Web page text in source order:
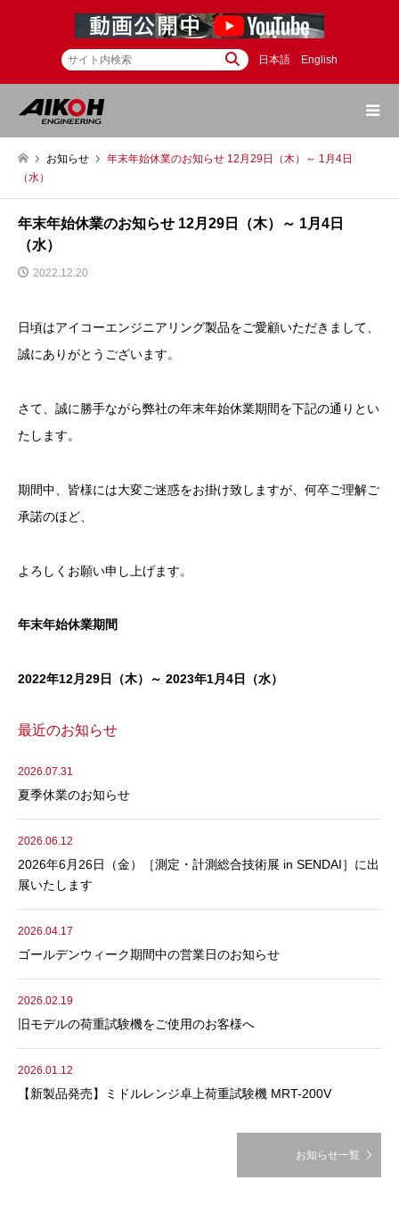
日本語 English
お知らせ
年末年始休業のお知らせ 12月29日（木）～ 1月4日
（水）
年末年始休業のお知らせ 12月29日（木）～ 1月4日
（水）
2022.12.20
日頃はアイコーエンジニアリング製品をご愛顧いただきまして、
誠にありがとうございます。
さて、誠に勝手ながら弊社の年末年始休業期間を下記の通りとい
たします。
期間中、皆様には大変ご迷惑をお掛け致しますが、何卒ご理解ご
承諾のほど、
よろしくお願い申し上げます。
年末年始休業期間
2022年12月29日（木）～ 2023年1月4日（水）
最近のお知らせ
2026.07.31
夏季休業のお知らせ
2026.06.12
2026年6月26日（金）［測定・計測総合技術展 in SENDAI］に出
展いたします
2026.04.17
ゴールデンウィーク期間中の営業日のお知らせ
2026.02.19
旧モデルの荷重試験機をご使用のお客様へ
2026.01.12
【新製品発売】ミドルレンジ卓上荷重試験機 MRT-200V
お知らせ一覧